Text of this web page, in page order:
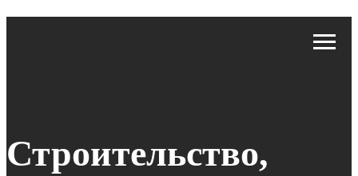
Строительство,